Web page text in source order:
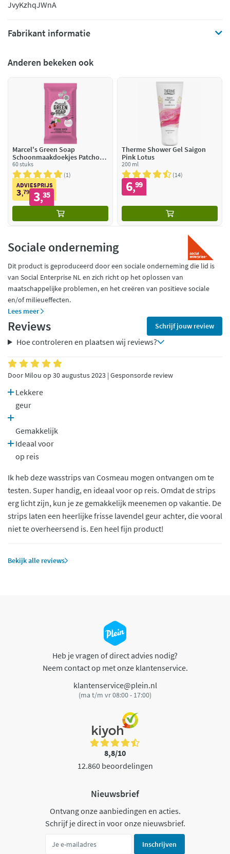
JvyKzhqJWnA
Fabrikant informatie
Anderen bekeken ook
Marcel's Green Soap
Schoonmaakdoekjes Patchouli
& Cranberry
60 stuks
1
ADVIESPRIJS
3,79 3,35
Therme Shower Gel Saigon
Pink Lotus
200 ml
14
6,99
Sociale onderneming
Dit product is geproduceerd door een sociale onderneming die lid is
van Social Enterprise NL en zich richt op het oplossen van
maatschappelijke problemen, en het creëren van positieve sociale
en/of milieueffecten.
Lees meer
Reviews Schrijf jouw review
Hoe controleren en plaatsen wij reviews?
Door Milou op 30 augustus 2023 | Gesponsorde review
Lekkere
geur
Gemakkelijk
Ideaal voor
op reis
Ik heb deze wasstrips van Cosmeau mogen ontvangen om te
testen. Super handig, en ideaal voor op reis. Omdat de strips
erg licht zijn, kun je ze gemakkelijk meenemen op vakantie. De
strips laten een heerlijke frisse lavendel geur achter, die vooral
niet te overheersend is. Een heel fijn product!
Bekijk alle reviews
Heb je vragen of direct advies nodig?
Neem contact op met onze klantenservice.
klantenservice@plein.nl
(ma t/m vr 08:00 - 17:00)
8,8/10
12.860 beoordelingen
Nieuwsbrief
Ontvang onze aanbiedingen en acties.
Schrijf je direct in voor onze nieuwsbrief.
Inschrijven